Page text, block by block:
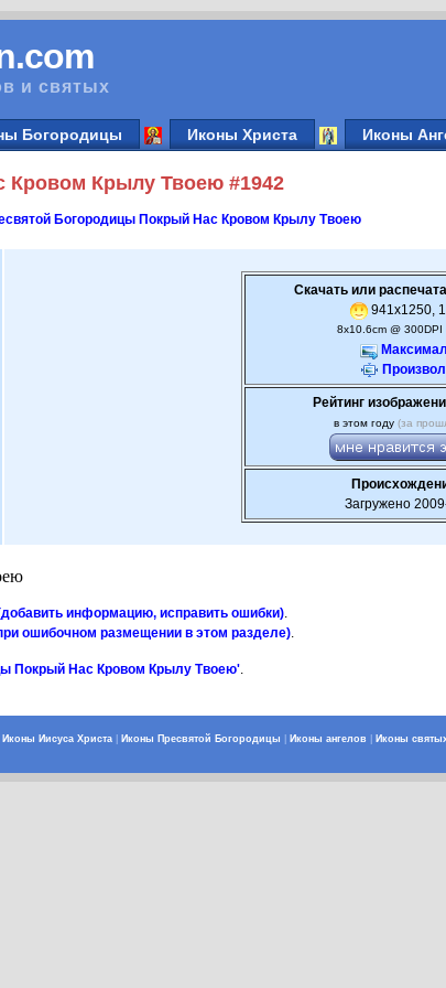
и святых
Богородицы Иконы Христа Иконы
Кровом Крылу Твоею #1942
Богородицы Покрый Нас Кровом Крылу Твоею
Скачать или
941x1250,
8x10.6cm @
Рейтинг
в этом году(за
Загружено
информацию, исправить ошибки).
ошибочном размещении в этом разделе).
Покрый Нас Кровом Крылу Твоею'.
Иконы Иисуса Христа Иконы Пресвятой Богородицы Иконы ангелов Иконы